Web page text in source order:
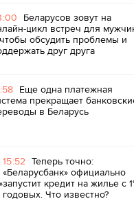
Беларусов зовут на
цикл встреч для
обсудить проблемы и
друг друга
Еще одна платежная
прекращает
в Беларусь
15:52 Теперь точно:
«Беларусбанк» официально
запустит кредит на жилье с
годовых. Что известно?